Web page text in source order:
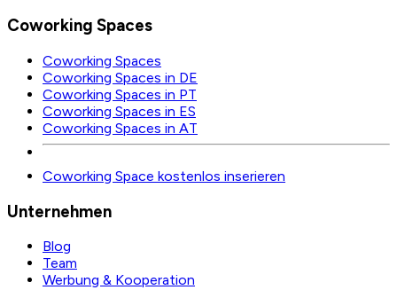
Coworking Spaces
Coworking Spaces
Coworking Spaces in DE
Coworking Spaces in PT
Coworking Spaces in ES
Coworking Spaces in AT
Coworking Space kostenlos inserieren
Unternehmen
Blog
Team
Werbung & Kooperation